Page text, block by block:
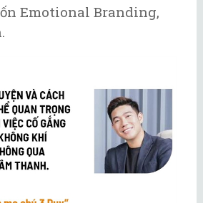
Emotional Branding,